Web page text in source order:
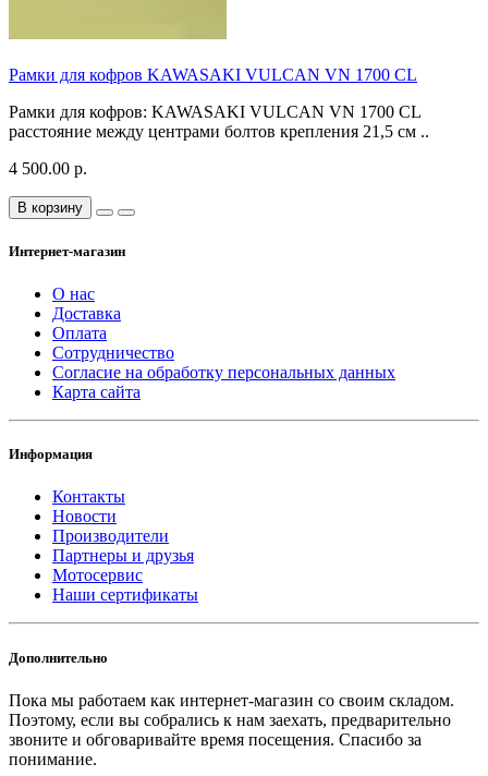
Рамки для кофров KAWASAKI VULCAN VN 1700 CL
Рамки для кофров: KAWASAKI VULCAN VN 1700 CL
расстояние между центрами болтов крепления 21,5 см ..
4 500.00 р.
В корзину
Интернет-магазин
О нас
Доставка
Оплата
Сотрудничество
Согласие на обработку персональных данных
Карта сайта
Информация
Контакты
Новости
Производители
Партнеры и друзья
Мотосервис
Наши сертификаты
Дополнительно
Пока мы работаем как интернет-магазин со своим складом.
Поэтому, если вы собрались к нам заехать, предварительно
звоните и обговаривайте время посещения. Спасибо за
понимание.